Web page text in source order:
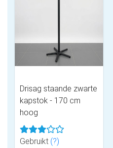
Drisag staande zwarte
kapstok - 170 cm
hoog
Gebruikt (?)